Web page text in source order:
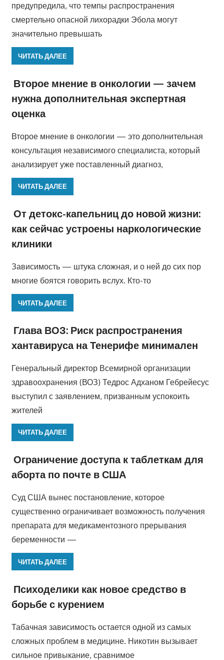
предупредила, что темпы распространения
смертельно опасной лихорадки Эбола могут
значительно превышать
ЧИТАТЬ ДАЛЕЕ
Второе мнение в онкологии — зачем
нужна дополнительная экспертная
оценка
Второе мнение в онкологии — это дополнительная
консультация независимого специалиста, который
анализирует уже поставленный диагноз,
ЧИТАТЬ ДАЛЕЕ
От детокс-капельниц до новой жизни:
как сейчас устроены наркологические
клиники
Зависимость — штука сложная, и о ней до сих пор
многие боятся говорить вслух. Кто-то
ЧИТАТЬ ДАЛЕЕ
Глава ВОЗ: Риск распространения
хантавируса на Тенерифе минимален
Генеральный директор Всемирной организации
здравоохранения (ВОЗ) Тедрос Адханом Гебрейесус
выступил с заявлением, призванным успокоить
жителей
ЧИТАТЬ ДАЛЕЕ
Ограничение доступа к таблеткам для
аборта по почте в США
Суд США вынес постановление, которое
существенно ограничивает возможность получения
препарата для медикаментозного прерывания
беременности —
ЧИТАТЬ ДАЛЕЕ
Психоделики как новое средство в
борьбе с курением
Табачная зависимость остается одной из самых
сложных проблем в медицине. Никотин вызывает
сильное привыкание, сравнимое